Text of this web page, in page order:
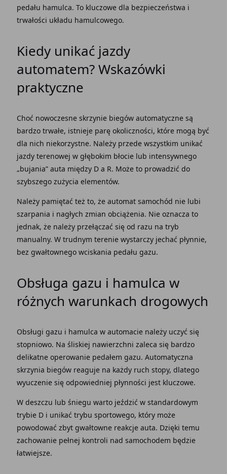
pedału hamulca. To kluczowe dla bezpieczeństwa i
trwałości układu hamulcowego.
Kiedy unikać jazdy
automatem? Wskazówki
praktyczne
Choć nowoczesne skrzynie biegów automatyczne są
bardzo trwałe, istnieje parę okoliczności, które mogą być
dla nich niekorzystne. Należy przede wszystkim unikać
jazdyterenowej w głębokim błocie lub intensywnego
„bujania” auta między D a R. Może to prowadzić do
szybszego zużycia elementów.
Należy pamiętać też to, że automat samochód nie lubi
szarpania i nagłych zmian obciążenia. Nie oznacza to
jednak, że należy przełączać się od razu na tryb
manualny. W trudnym terenie wystarczy jechać płynnie,
bez gwałtownego wciskania pedału gazu.
Obsługa gazu i hamulca w
różnych warunkach drogowych
Obsługi gazu i hamulca w automacie należy uczyć się
stopniowo. Na śliskiej nawierzchni zaleca się bardzo
delikatne operowanie pedałem gazu. Automatyczna
skrzynia biegów reaguje na każdy ruch stopy, dlatego
wyuczenie się odpowiedniej płynności jest kluczowe.
W deszczu lub śniegu warto jeździć w standardowym
trybie Di unikać trybu sportowego, który może
powodować zbyt gwałtowne reakcje auta. Dzięki temu
zachowanie pełnej kontroli nad samochodem będzie
łatwiejsze.